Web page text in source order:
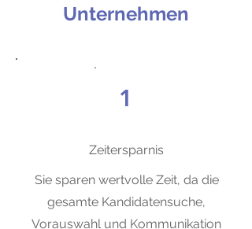
Unternehmen
1
Zeitersparnis
Sie sparen wertvolle Zeit, da die
gesamte Kandidatensuche,
Vorauswahl und Kommunikation